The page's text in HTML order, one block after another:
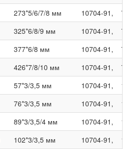
273*5/6/7/8 мм 10704-91,
325*6/8/9 мм 10704-91,
377*6/8 мм 10704-91,
426*7/8/10 мм 10704-91,
57*3/3,5 мм 10704-91,
76*3/3,5 мм 10704-91,
89*3/3,5/4 мм 10704-91,
102*3/3,5 мм 10704-91,